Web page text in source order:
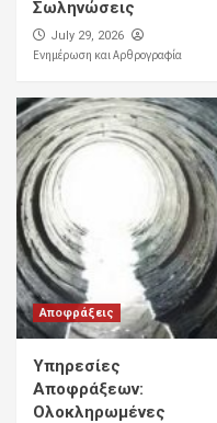
Σωληνώσεις
July 29, 2026
Ενημέρωση και Αρθρογραφία
Αποφράξεις
Υπηρεσίες
Αποφράξεων:
Ολοκληρωμένες